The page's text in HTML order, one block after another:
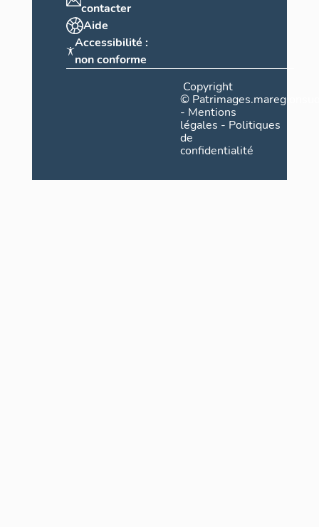
contacter
Aide
Accessibilité :
non conforme
Copyright
©
- Mentions
légales - Politiques
de
confidentialité